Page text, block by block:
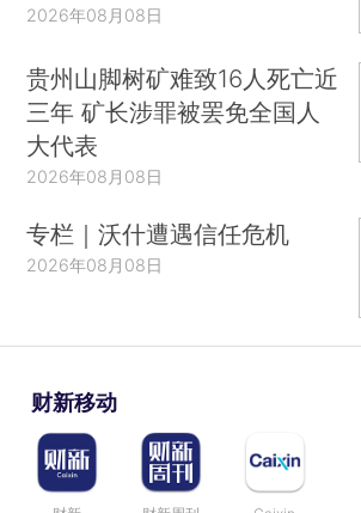
2026年08月08日
贵州山脚树矿难致16人死亡近
三年 矿长涉罪被罢免全国人
大代表
2026年08月08日
专栏｜沃什遭遇信任危机
2026年08月08日
财新移动